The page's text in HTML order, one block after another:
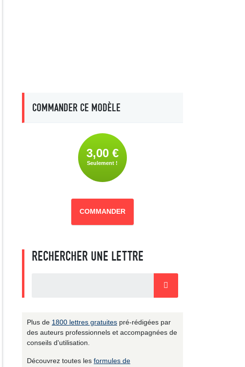
COMMANDER CE MODÈLE
3,00 €
Seulement !
COMMANDER
RECHERCHER UNE LETTRE
Plus de 1800 lettres gratuites pré-rédigées par
des auteurs professionnels et accompagnées de
conseils d'utilisation.
Découvrez toutes les formules de